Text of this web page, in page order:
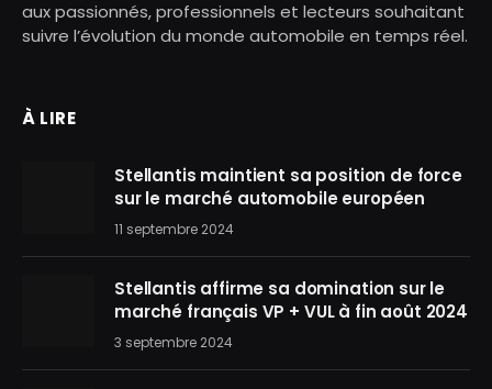
aux passionnés, professionnels et lecteurs souhaitant
suivre l’évolution du monde automobile en temps réel.
À LIRE
Stellantis maintient sa position de force
sur le marché automobile européen
11 septembre 2024
Stellantis affirme sa domination sur le
marché français VP + VUL à fin août 2024
3 septembre 2024